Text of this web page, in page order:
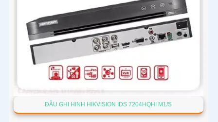
ĐẦU GHI HINH HIKVISION IDS 7204HQHI M1/S